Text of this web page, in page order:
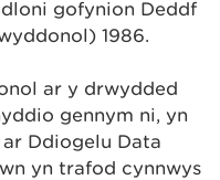
gofynion Deddf
1986.
ar y drwydded
gennym ni, yn
Ddiogelu Data
yn trafod cynnwys